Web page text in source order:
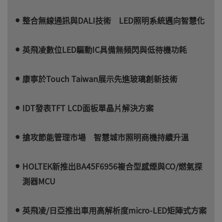
整合無線通訊與DALI技術 LED照明系統邁向智慧化
英飛凌數位LED驅動IC具備無頻閃與低待機功耗
康寧於Touch Taiwan展示先進玻璃創新技術
IDT發表TFT LCD面板單晶片解決方案
搶攻節能管理市場 智慧城市照明商機持續升溫
HOLTEK新推出BA45F6956複合型感煙與CO/燃氣探
測器MCU
英飛凌/日亞推出車用高解析度micro-LED矩陣式方案